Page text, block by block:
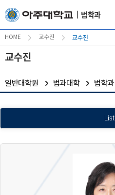
법학과
HOME 교수진 교수진
교수진
일반대학원 법과대학 법학과
List